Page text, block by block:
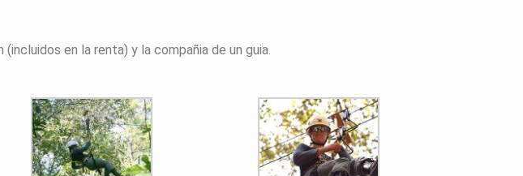
en la renta) y la compañia de un guia.